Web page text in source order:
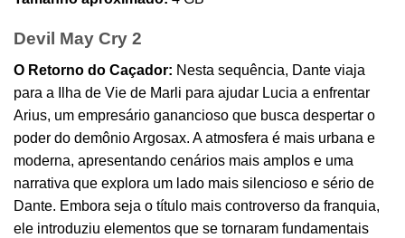
Devil May Cry 2
O Retorno do Caçador: Nesta sequência, Dante viaja
para a Ilha de Vie de Marli para ajudar Lucia a enfrentar
Arius, um empresário ganancioso que busca despertar o
poder do demônio Argosax. A atmosfera é mais urbana e
moderna, apresentando cenários mais amplos e uma
narrativa que explora um lado mais silencioso e sério de
Dante. Embora seja o título mais controverso da franquia,
ele introduziu elementos que se tornaram fundamentais